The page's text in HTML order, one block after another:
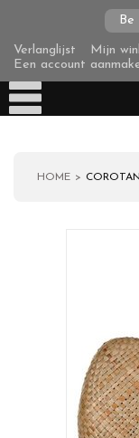
Be
Verlanglijst Mijn
Een account
Zakelijke klanten
HOME